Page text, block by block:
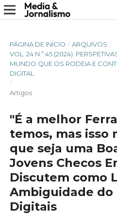
PÁGINA DE INÍCIO / ARQUIVOS /
VOL. 24 N.º 45 (2024):
MUNDO QUE OS RODEIA E
DIGITAL
/
Artigos
"É a melhor
temos, mas isso
que seja uma
Jovens Checos
Discutem como
Ambiguidade do
Digitais